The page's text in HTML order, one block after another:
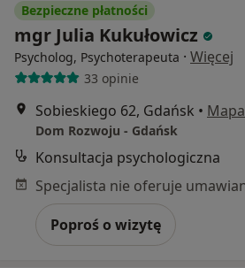
Bezpieczne płatności
mgr Julia Kukułowicz
Psycholog, Psychoterapeuta · Więcej
33 opinie
Sobieskiego 62, Gdańsk • Mapa
Dom Rozwoju - Gdańsk
Konsultacja psychologiczna
Poproś o wizytę